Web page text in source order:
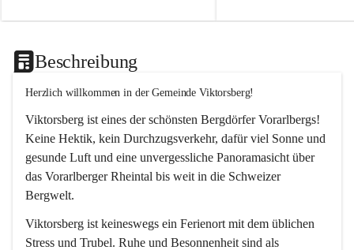
Beschreibung
Herzlich willkommen in der Gemeinde Viktorsberg!
Viktorsberg ist eines der schönsten Bergdörfer Vorarlbergs!
Keine Hektik, kein Durchzugsverkehr, dafür viel Sonne und
gesunde Luft und eine unvergessliche Panoramasicht über
das Vorarlberger Rheintal bis weit in die Schweizer
Bergwelt.
Viktorsberg ist keineswegs ein Ferienort mit dem üblichen
Stress und Trubel. Ruhe und Besonnenheit sind als